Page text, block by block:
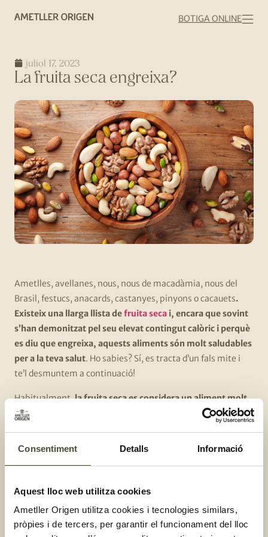
Consentiment Detalls Informació
Aquest lloc web utilitza cookies
Ametller Origen utilitza cookies i tecnologies similars,
pròpies i de tercers, per garantir el funcionament del lloc
BOTIGA ONLINE
juliol 17, 2023
La fruita seca engreixa?
Ametlles, avellanes, nous, nous de macadàmia, nous del
Brasil, festucs, anacards, castanyes, pinyons o cacauets.
Existeix una llarga llista defruita seca i, encara que sovint
s’han demonitzat pel seu elevat contingut calòric i perquè
es diu que engreixa, aquests aliments són molt saludables
per a la teva salut. Ho sabies? Sí, es tracta d’un fals mite i
te’l desmuntem a continuació!
Habitualment,la fruita seca es considera un aliment molt
calòric, ja que 100 g aporten entre 550-650 de kcal. De
recomanada que és aproximadament de 35 g, parlem
Així mateix, els greixos que tenen aquests aliments són
cardiosaludables i contribueixen a un envelliment
saludable.Tanmateix, el consum de fruita seca presenta